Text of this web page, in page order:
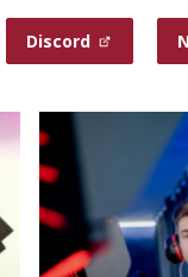
Discord